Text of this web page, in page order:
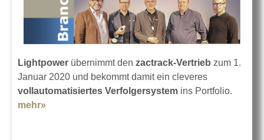
Lightpower übernimmt den zactrack-Vertrieb zum 1.
Januar 2020 und bekommt damit ein cleveres
vollautomatisiertes Verfolgersystem ins Portfolio.
mehr»